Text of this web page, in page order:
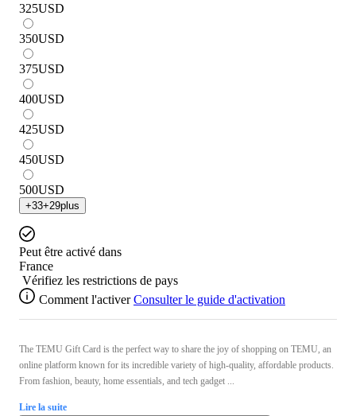
325USD
350USD
375USD
400USD
425USD
450USD
500USD
+33+29plus
Peut être activé dans
France
Vérifiez les restrictions de pays
Comment l'activer Consulter le guide d'activation
The TEMU Gift Card is the perfect way to share the joy of shopping on TEMU, an
online platform known for its incredible variety of high-quality, affordable products.
From fashion, beauty, home essentials, and tech gadget ...
Lire la suite